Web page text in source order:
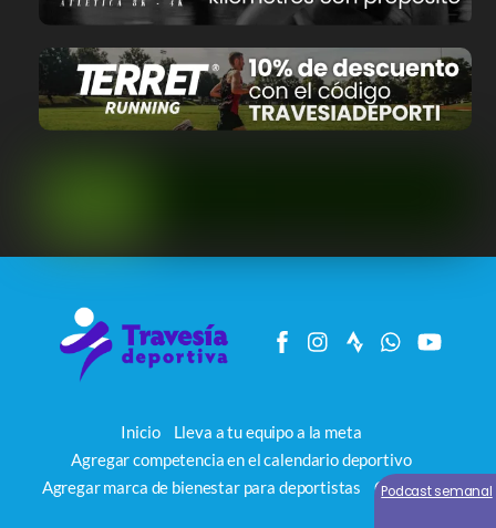
Inicio
Lleva a tu equipo a la meta
Agregar competencia en el calendario deportivo
Agregar marca de bienestar para deportistas
Contacto
Podcast semanal